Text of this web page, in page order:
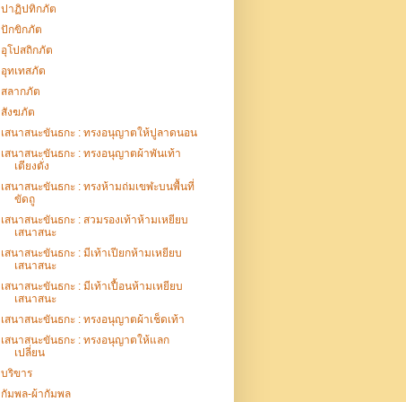
ปาฏิปทิกภัต
ปักขิกภัต
อุโปสถิกภัต
อุทเทสภัต
สลากภัต
สังฆภัต
เสนาสนะขันธกะ : ทรงอนุญาตให้ปูลาดนอน
เสนาสนะขันธกะ : ทรงอนุญาตผ้าพันเท้า
เตียงตั่ง
เสนาสนะขันธกะ : ทรงห้ามถ่มเขฬะบนพื้นที่
ขัดถู
เสนาสนะขันธกะ : สวมรองเท้าห้ามเหยียบ
เสนาสนะ
เสนาสนะขันธกะ : มีเท้าเปียกห้ามเหยียบ
เสนาสนะ
เสนาสนะขันธกะ : มีเท้าเปื้อนห้ามเหยียบ
เสนาสนะ
เสนาสนะขันธกะ : ทรงอนุญาตผ้าเช็ดเท้า
เสนาสนะขันธกะ : ทรงอนุญาตให้แลก
เปลี่ยน
บริขาร
กัมพล-ผ้ากัมพล